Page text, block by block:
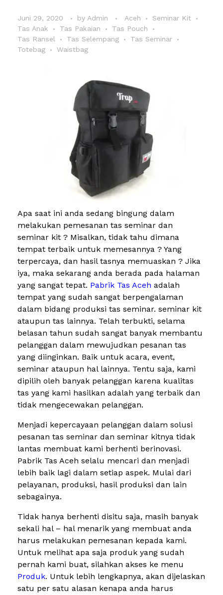
Juni 29, 2020 by Admin Aceh
Seminar Kit
Tas Anak
Tas Pakaian
Tas Pouch
Tas Ransel
Tas Selempang
Tas Seminar
Totebag
Waistbag
Apa saat ini anda sedang bingung dalam
melakukan pemesanan tas seminar dan
seminar kit ? Misalkan, tidak tahu dimana
tempat terbaik untuk memesannya ? Yang
terpercaya, dan hasil tasnya memuaskan ? Jika
iya, maka sekarang anda berada pada halaman
yang sangat tepat. Pabrik Tas Aceh adalah
tempat yang sudah sangat berpengalaman
dalam bidang produksi tas seminar. seminar kit
ataupun tas lainnya. Telah terbukti, selama
belasan tahun sudah sangat banyak membantu
pelanggan dalam mewujudkan pesanan tas
yang diinginkan. Baik untuk acara, event,
seminar ataupun hal lainnya. Tentu saja, kami
dipilih oleh banyak pelanggan karena kualitas
tas yang kami hasilkan adalah yang terbaik dan
tidak mengecewakan pelanggan.
Menjadi kepercayaan pelanggan dalam solusi
pesanan tas seminar dan seminar kitnya tidak
lantas membuat kami berhenti berinovasi.
Pabrik Tas Aceh selalu mencari dan menjadi
lebih baik lagi dalam setiap aspek. Mulai dari
pelayanan, produksi, hasil produksi dan lain
sebagainya.
Tidak hanya berhenti disitu saja, masih banyak
sekali hal – hal menarik yang membuat anda
harus melakukan pemesanan kepada kami.
Untuk melihat apa saja produk yang sudah
pernah kami buat, silahkan akses ke menu
Produk. Untuk lebih lengkapnya, akan dijelaskan
satu per satu alasan kenapa anda harus